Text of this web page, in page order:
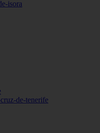
isora
de-tenerife